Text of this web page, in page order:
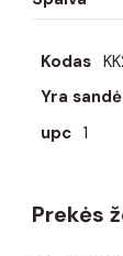
Kodas
Yra
upc 1
Prekės